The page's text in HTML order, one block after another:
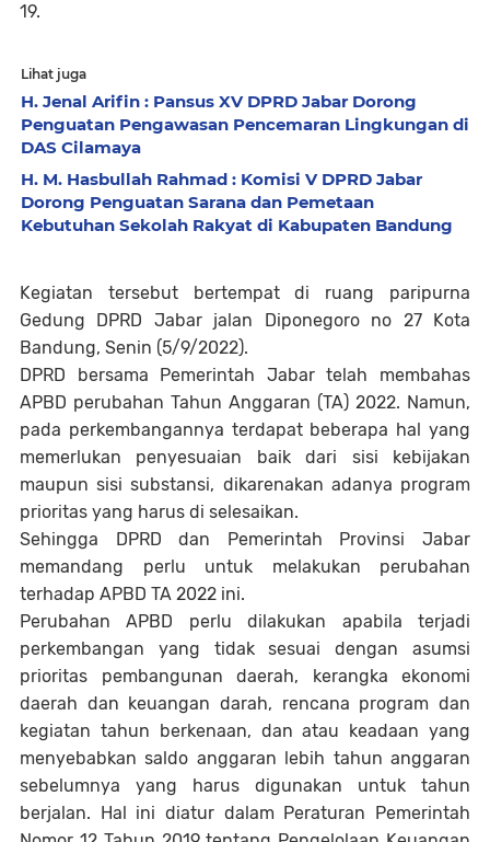
19.
Lihat juga
H. Jenal Arifin : Pansus XV DPRD Jabar Dorong
Penguatan Pengawasan Pencemaran Lingkungan di
DAS Cilamaya
H. M. Hasbullah Rahmad : Komisi V DPRD Jabar
Dorong Penguatan Sarana dan Pemetaan
Kebutuhan Sekolah Rakyat di Kabupaten Bandung
Kegiatan tersebut bertempat di ruang paripurna
Gedung DPRD Jabar jalan Diponegoro no 27 Kota
Bandung, Senin (5/9/2022).
DPRD bersama Pemerintah Jabar telah membahas
APBD perubahan Tahun Anggaran (TA) 2022. Namun,
pada perkembangannya terdapat beberapa hal yang
memerlukan penyesuaian baik dari sisi kebijakan
maupun sisi substansi, dikarenakan adanya program
prioritas yang harus di selesaikan.
Sehingga DPRD dan Pemerintah Provinsi Jabar
memandang perlu untuk melakukan perubahan
terhadap APBD TA 2022 ini.
Perubahan APBD perlu dilakukan apabila terjadi
perkembangan yang tidak sesuai dengan asumsi
prioritas pembangunan daerah, kerangka ekonomi
daerah dan keuangan darah, rencana program dan
kegiatan tahun berkenaan, dan atau keadaan yang
menyebabkan saldo anggaran lebih tahun anggaran
sebelumnya yang harus digunakan untuk tahun
berjalan. Hal ini diatur dalam Peraturan Pemerintah